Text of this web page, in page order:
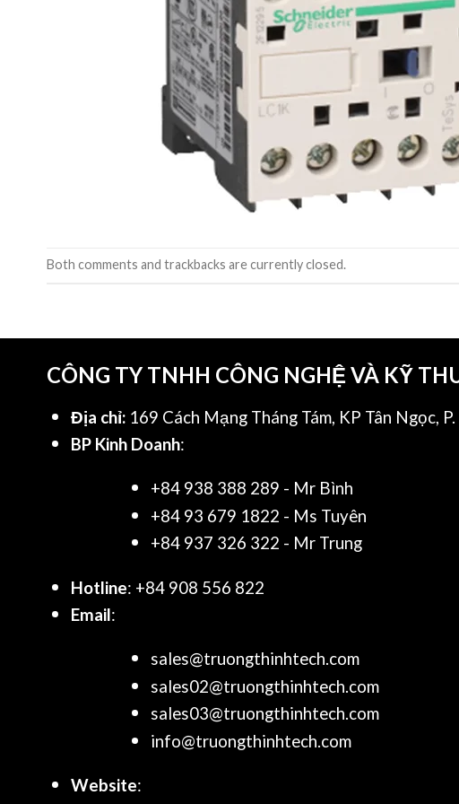
Both comments and trackbacks are currently closed.
CÔNG TY TNHH CÔNG NGHỆ VÀ KỸ
Địa chỉ: 169 Cách Mạng Tháng Tám, KP Tân Ngọc,
BP Kinh Doanh:
+84 938 388 289 - Mr Bình
+84 93 679 1822 - Ms Tuyên
+84 937 326 322 - Mr Trung
Hotline: +84 908 556 822
Email:
sales@truongthinhtech.com
sales02@truongthinhtech.com
sales03@truongthinhtech.com
info@truongthinhtech.com
Website: